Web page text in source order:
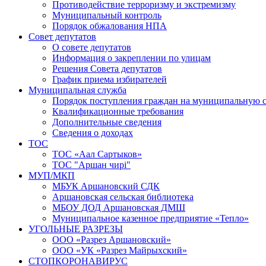
Противодействие терроризму и экстремизму
Муниципальный контроль
Порядок обжалования НПА
Совет депутатов
О совете депутатов
Информация о закреплении по улицам
Решения Совета депутатов
График приема избирателей
Муниципальная служба
Порядок поступления граждан на муниципальную
Квалификационные требования
Дополнительные сведения
Сведения о доходах
ТОС
ТОС «Аал Сартыков»
ТОС "Аршан чирi"
МУП/МКП
МБУК Аршановский СДК
Аршановская сельская библиотека
МБОУ ДОД Аршановская ДМШ
Муниципальное казенное предприятие «Тепло»
УГОЛЬНЫЕ РАЗРЕЗЫ
ООО «Разрез Аршановский»
ООО «УК «Разрез Майрыхский»
СТОПКОРОНАВИРУС